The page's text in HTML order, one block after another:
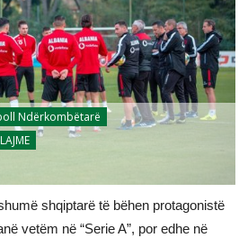
Ndërkombëtarë
shqiptarë të bëhen protagonistë
vetëm në “Serie A”, por edhe në